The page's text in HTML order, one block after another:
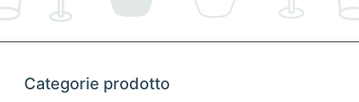
Categorie prodotto